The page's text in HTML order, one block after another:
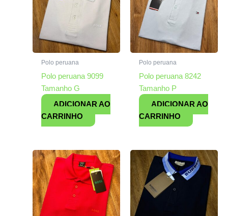
Polo peruana
Polo peruana 9099
Tamanho G
ADICIONAR AO
CARRINHO
Polo peruana
Polo peruana 8242
Tamanho P
ADICIONAR AO
CARRINHO